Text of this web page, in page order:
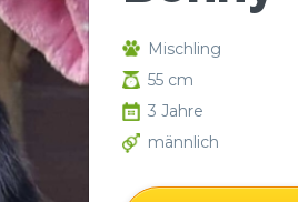
Mischling
55 cm
3 Jahre
männlich